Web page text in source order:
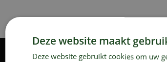
Deze website maakt
Deze website gebruikt cookies om uw